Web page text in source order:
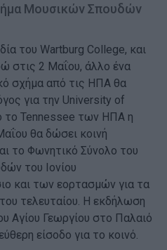
Μουσικών Σπουδών
του Wartburg College, και
στις 2 Μαΐου, άλλο ένα
σχήμα από τις ΗΠΑ θα
για την University of
το Tennessee των ΗΠΑ η
θα δώσει κοινή
το Φωνητικό Σύνολο του
του Ιονίου
και των εορτασμών για τα
τελευταίου. Η εκδήλωση
Αγίου Γεωργίου στο Παλαιό
είσοδο για το κοινό.